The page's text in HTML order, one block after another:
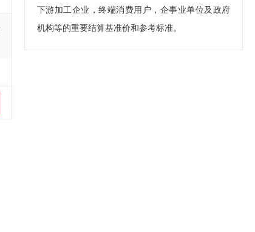
下游加工企业，终端消费用户，企事业单位及政府
机构等的重要结算基准价和参考标准。